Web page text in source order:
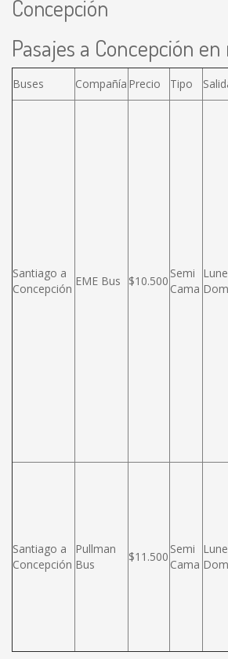
Concepción
Pasajes a Concepción
Buses Compañía Precio Tipo
Santiago a
Concepción
EME Bus $10.500
Semi
Cama
Santiago a
Concepción
Pullman
Bus
$11.500
Semi
Cama